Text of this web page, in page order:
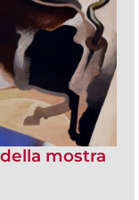
mostra